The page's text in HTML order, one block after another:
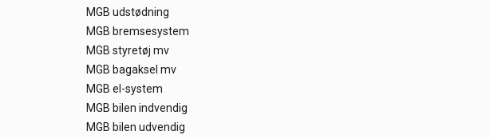
MGB udstødning
MGB bremsesystem
MGB styretøj mv
MGB bagaksel mv
MGB el-system
MGB bilen indvendig
MGB bilen udvendig